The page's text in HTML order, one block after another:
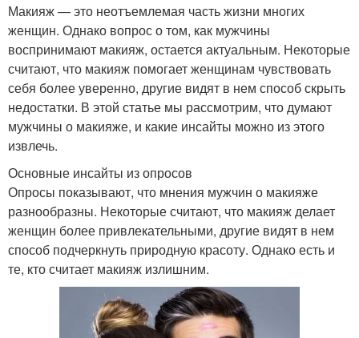
Макияж — это неотъемлемая часть жизни многих
женщин. Однако вопрос о том, как мужчины
воспринимают макияж, остается актуальным. Некоторые
считают, что макияж помогает женщинам чувствовать
себя более уверенно, другие видят в нем способ скрыть
недостатки. В этой статье мы рассмотрим, что думают
мужчины о макияже, и какие инсайты можно из этого
извлечь.
Основные инсайты из опросов
Опросы показывают, что мнения мужчин о макияже
разнообразны. Некоторые считают, что макияж делает
женщин более привлекательными, другие видят в нем
способ подчеркнуть природную красоту. Однако есть и
те, кто считает макияж излишним.